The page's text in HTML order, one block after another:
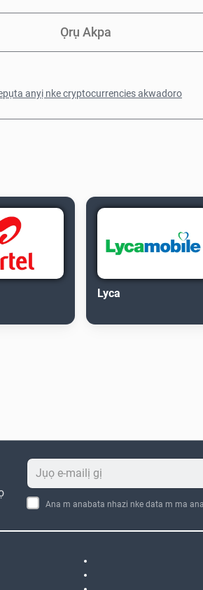
Ọrụ Akpa
anyị nke cryptocurrencies akwadoro
Lyca
Ana m anabata nhazi nke data m ma